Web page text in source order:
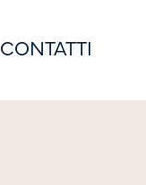
CONTATTI